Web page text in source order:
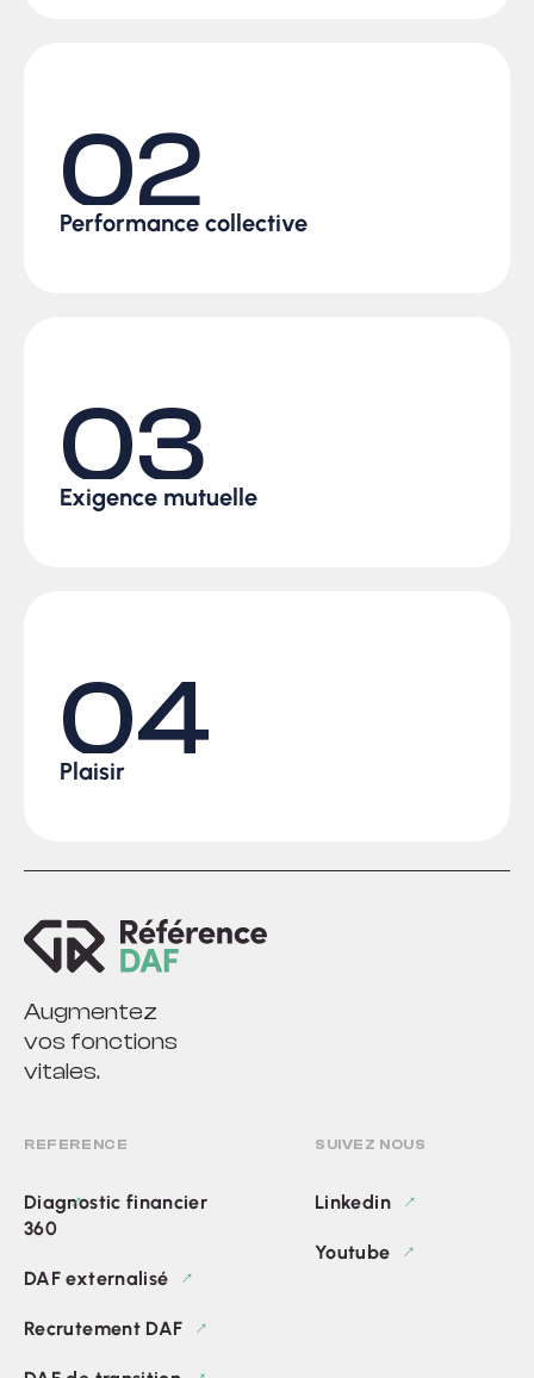
02
Performance collective​
03
Exigence mutuelle​
04
Plaisir
Augmentez
vos fonctions
vitales.
REFERENCE
Diagnostic financier
360
DAF externalisé
Recrutement DAF
SUIVEZ NOUS
Linkedin
Youtube